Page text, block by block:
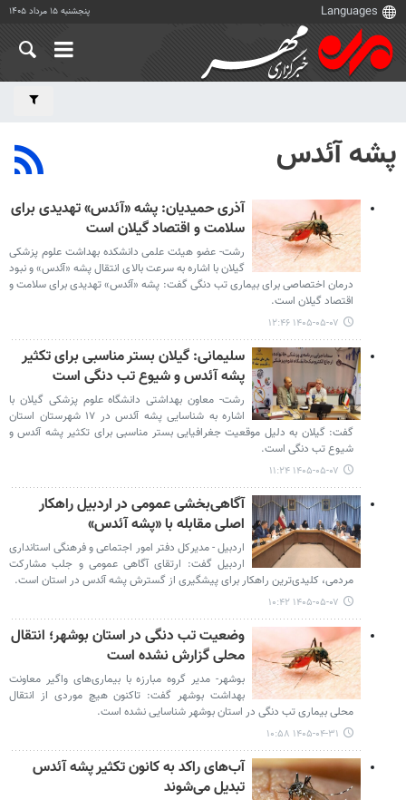
پنجشنبه ۱۵ مرداد ۱۴۰۵
پشه آئدس
آذری حمیدیان: پشه «آئدس» تهدیدی برای
سلامت و اقتصاد گیلان است
رشت- عضو هیئت علمی دانشکده بهداشت علوم پزشکی
گیلان با اشاره به سرعت بالای انتقال پشه «آئدس» و نبود
درمان اختصاصی برای بیماری تب دنگی گفت: پشه «آئدس» تهدیدی برای سلامت و
اقتصاد گیلان است.
۱۴۰۵-۰۵-۰۷ ۱۲:۴۶
سلیمانی: گیلان بستر مناسبی برای تکثیر
پشه آئدس و شیوع تب دنگی است
رشت- معاون بهداشتی دانشگاه علوم پزشکی گیلان با
اشاره به شناسایی پشه آئدس در ۱۷ شهرستان استان
گفت: گیلان به دلیل موقعیت جغرافیایی بستر مناسبی برای تکثیر پشه آئدس و
شیوع تب دنگی است.
۱۴۰۵-۰۵-۰۷ ۱۱:۲۴
آگاهی‌بخشی عمومی در اردبیل راهکار
اصلی مقابله با «پشه آئدس»
اردبیل - مدیرکل دفتر امور اجتماعی و فرهنگی استانداری
اردبیل گفت: ارتقای آگاهی عمومی و جلب مشارکت
مردمی، کلیدی‌ترین راهکار برای پیشگیری از گسترش پشه آئدس در استان است.
۱۴۰۵-۰۵-۰۷ ۱۰:۴۲
وضعیت تب دنگی در استان بوشهر؛ انتقال
محلی گزارش نشده است
بوشهر- مدیر گروه مبارزه با بیماری‌های واگیر معاونت
بهداشت بوشهر گفت: تاکنون هیچ موردی از انتقال
محلی بیماری تب دنگی در استان بوشهر شناسایی نشده است.
۱۴۰۵-۰۴-۳۱ ۱۰:۵۸
آب‌های راکد به کانون تکثیر پشه آئدس
تبدیل می‌شوند